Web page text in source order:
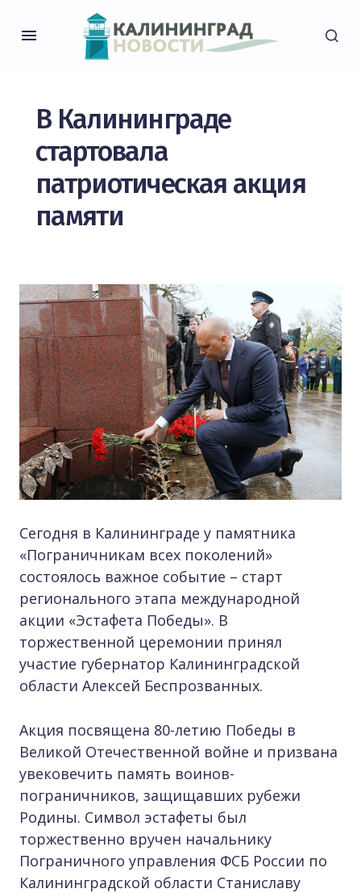
В Калининграде
стартовала
патриотическая акция
памяти
Сегодня в Калининграде у памятника
«Пограничникам всех поколений»
состоялось важное событие – старт
регионального этапа международной
акции «Эстафета Победы». В
торжественной церемонии принял
участие губернатор Калининградской
области Алексей Беспрозванных.
Акция посвящена 80-летию Победы в
Великой Отечественной войне и призвана
увековечить память воинов-
пограничников, защищавших рубежи
Родины. Символ эстафеты был
торжественно вручен начальнику
Пограничного управления ФСБ России по
Калининградской области Станиславу